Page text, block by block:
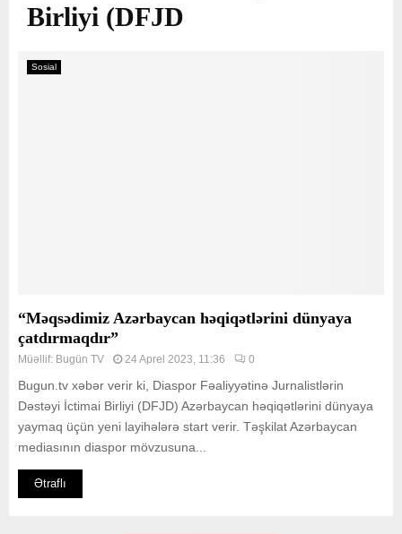
Birliyi (DFJD
Sosial
“Məqsədimiz Azərbaycan həqiqətlərini dünyaya
çatdırmaqdır”
Müəllif: Bugün TV 24 Aprel 2023, 11:36 0
Bugun.tv xəbər verir ki, Diaspor Fəaliyyətinə Jurnalistlərin
Dəstəyi İctimai Birliyi (DFJD) Azərbaycan həqiqətlərini dünyaya
yaymaq üçün yeni layihələrə start verir. Təşkilat Azərbaycan
mediasının diaspor mövzusuna...
Ətraflı